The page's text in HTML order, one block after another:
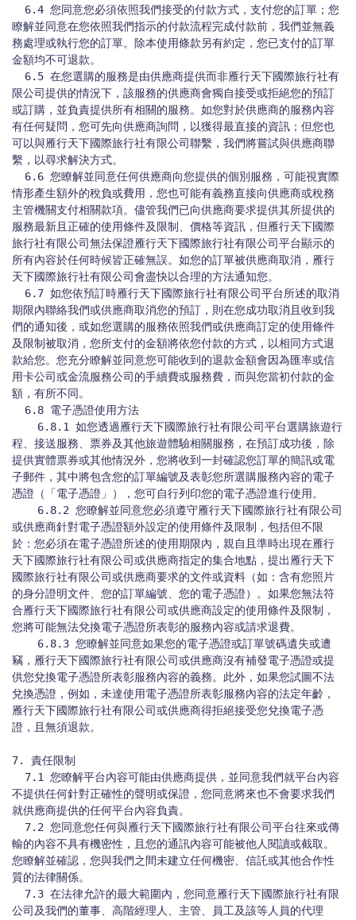
瞭解並同意在您依照我們指示的付款流程完成付款前，我們並無義
務處理或執行您的訂單。除本使用條款另有約定，您已支付的訂單
金額均不可退款。
限公司提供的情況下，該服務的供應商會獨自接受或拒絕您的預訂
或訂購，並負責提供所有相關的服務。如您對於供應商的服務內容
有任何疑問，您可先向供應商詢問，以獲得最直接的資訊；但您也
可以與雁行天下國際旅行社有限公司聯繫，我們將嘗試與供應商聯
繫，以尋求解決方式。
情形產生額外的稅負或費用，您也可能有義務直接向供應商或稅務
主管機關支付相關款項。儘管我們已向供應商要求提供其所提供的
服務最新且正確的使用條件及限制、價格等資訊，但雁行天下國際
旅行社有限公司無法保證雁行天下國際旅行社有限公司平台顯示的
所有內容於任何時候皆正確無誤。如您的訂單被供應商取消，雁行
天下國際旅行社有限公司會盡快以合理的方法通知您。
期限內聯絡我們或供應商取消您的預訂，則在您成功取消且收到我
們的通知後，或如您選購的服務依照我們或供應商訂定的使用條件
及限制被取消，您所支付的金額將依您付款的方式，以相同方式退
款給您。您充分瞭解並同意您可能收到的退款金額會因為匯率或信
用卡公司或金流服務公司的手續費或服務費，而與您當初付款的金
額，有所不同。
程、接送服務、票券及其他旅遊體驗相關服務，在預訂成功後，除
提供實體票券或其他情況外，您將收到一封確認您訂單的簡訊或電
子郵件，其中將包含您的訂單編號及表彰您所選購服務內容的電子
憑證（「電子憑證」），您可自行列印您的電子憑證進行使用。
或供應商針對電子憑證額外設定的使用條件及限制，包括但不限
於：您必須在電子憑證所述的使用期限內，親自且準時出現在雁行
天下國際旅行社有限公司或供應商指定的集合地點，提出雁行天下
國際旅行社有限公司或供應商要求的文件或資料（如：含有您照片
的身分證明文件、您的訂單編號、您的電子憑證）。如果您無法符
合雁行天下國際旅行社有限公司或供應商設定的使用條件及限制，
您將可能無法兌換電子憑證所表彰的服務內容或請求退費。
竊，雁行天下國際旅行社有限公司或供應商沒有補發電子憑證或提
供您兌換電子憑證所表彰服務內容的義務。此外，如果您試圖不法
兌換憑證，例如，未達使用電子憑證所表彰服務內容的法定年齡，
雁行天下國際旅行社有限公司或供應商得拒絕接受您兌換電子憑
證，且無須退款。
7. 責任限制
不提供任何針對正確性的聲明或保證，您同意將來也不會要求我們
就供應商提供的任何平台內容負責。
輸的內容不具有機密性，且您的通訊內容可能被他人閱讀或截取。
您瞭解並確認，您與我們之間未建立任何機密、信託或其他合作性
質的法律關係。
公司及我們的董事、高階經理人、主管、員工及該等人員的代理